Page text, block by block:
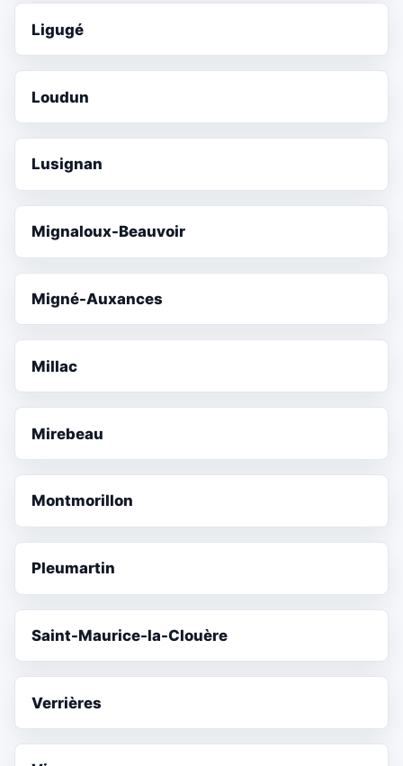
Ligugé
Loudun
Lusignan
Mignaloux-Beauvoir
Migné-Auxances
Millac
Mirebeau
Montmorillon
Pleumartin
Saint-Maurice-la-Clouère
Verrières